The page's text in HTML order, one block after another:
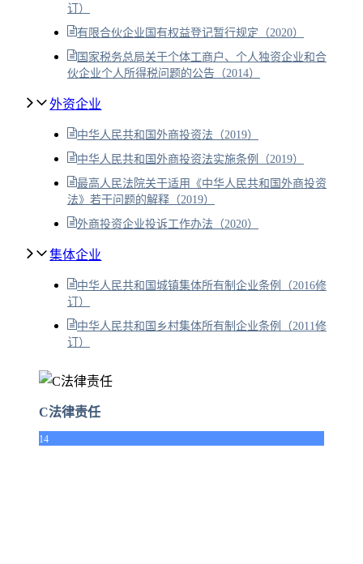
订）
有限合伙企业国有权益登记暂行规定（2020）
国家税务总局关于个体工商户、个人独资企业和合
伙企业个人所得税问题的公告（2014）
外资企业
中华人民共和国外商投资法（2019）
中华人民共和国外商投资法实施条例（2019）
最高人民法院关于适用《中华人民共和国外商投资
法》若干问题的解释（2019）
外商投资企业投诉工作办法（2020）
集体企业
中华人民共和国城镇集体所有制企业条例（2016修
订）
中华人民共和国乡村集体所有制企业条例（2011修
订）
C法律责任
14